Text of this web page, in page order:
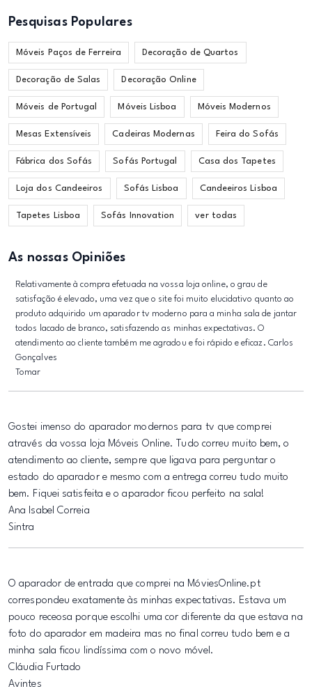
Pesquisas Populares
Móveis Paços de Ferreira Decoração de Quartos
Decoração de Salas Decoração Online
Móveis de Portugal Móveis Lisboa Móveis Modernos
Mesas Extensíveis Cadeiras Modernas Feira do Sofás
Fábrica dos Sofás Sofás Portugal Casa dos Tapetes
Loja dos Candeeiros Sofás Lisboa Candeeiros Lisboa
Tapetes Lisboa Sofás Innovation ver todas
As nossas Opiniões
Relativamente à compra efetuada na vossa loja online, o grau de
satisfação é elevado, uma vez que o site foi muito elucidativo quanto ao
produto adquirido um aparador tv moderno para a minha sala de jantar
todos lacado de branco, satisfazendo as minhas expectativas. O
atendimento ao cliente também me agradou e foi rápido e eficaz. Carlos
Gonçalves
Tomar
Gostei imenso do aparador modernos para tv que comprei
através da vossa loja Móveis Online. Tudo correu muito bem, o
atendimento ao cliente, sempre que ligava para perguntar o
estado do aparador e mesmo com a entrega correu tudo muito
bem. Fiquei satisfeita e o aparador ficou perfeito na sala!
Ana Isabel Correia
Sintra
O aparador de entrada que comprei na MóviesOnline.pt
correspondeu exatamente às minhas expectativas. Estava um
pouco receosa porque escolhi uma cor diferente da que estava na
foto do aparador em madeira mas no final correu tudo bem e a
minha sala ficou lindíssima com o novo móvel.
Cláudia Furtado
Avintes